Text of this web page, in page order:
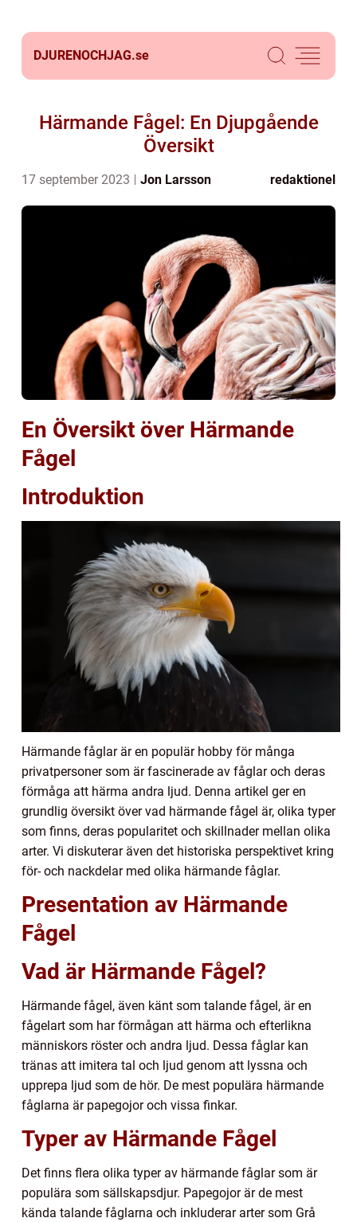
DJURENOCHJAG.se
Härmande Fågel: En Djupgående
Översikt
17 september 2023 Jon Larsson redaktionel
En Översikt över Härmande
Fågel
Introduktion
Härmande fåglar är en populär hobby för många
privatpersoner som är fascinerade av fåglar och deras
förmåga att härma andra ljud. Denna artikel ger en
grundlig översikt över vad härmande fågel är, olika typer
som finns, deras popularitet och skillnader mellan olika
arter. Vi diskuterar även det historiska perspektivet kring
för- och nackdelar med olika härmande fåglar.
Presentation av Härmande
Fågel
Vad är Härmande Fågel?
Härmande fågel, även känt som talande fågel, är en
fågelart som har förmågan att härma och efterlikna
människors röster och andra ljud. Dessa fåglar kan
tränas att imitera tal och ljud genom att lyssna och
upprepa ljud som de hör. De mest populära härmande
fåglarna är papegojor och vissa finkar.
Typer av Härmande Fågel
Det finns flera olika typer av härmande fåglar som är
populära som sällskapsdjur. Papegojor är de mest
kända talande fåglarna och inkluderar arter som Grå